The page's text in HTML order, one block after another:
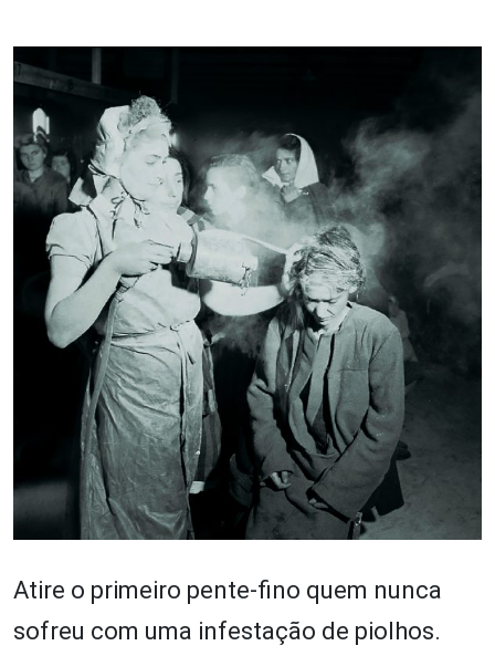
Atire o primeiro pente-fino quem nunca
sofreu com uma infestação de piolhos.